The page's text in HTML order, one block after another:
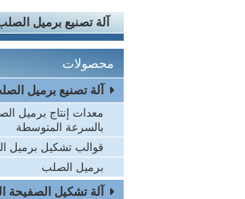
آلة تصنيع برميل
محصولات
آلة تصنيع برميل
معدات إنتاج برميل
بالسرعة المتوسطة
قوالب تشكيل برميل
برميل الصلب
آلة تشكيل الصفيحة